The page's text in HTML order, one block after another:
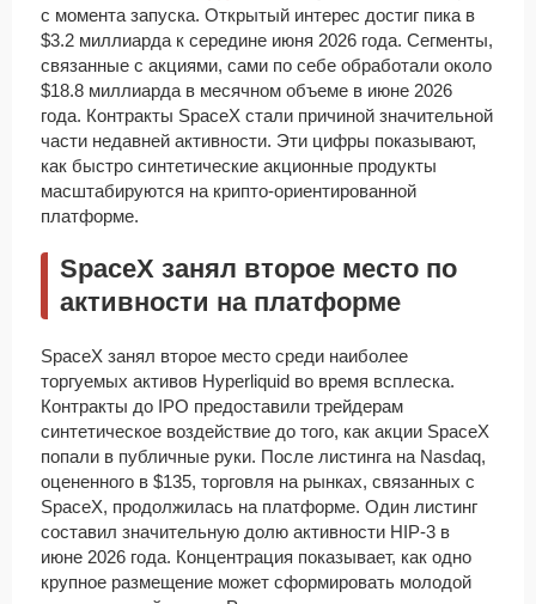
с момента запуска. Открытый интерес достиг пика в
$3.2 миллиарда к середине июня 2026 года. Сегменты,
связанные с акциями, сами по себе обработали около
$18.8 миллиарда в месячном объеме в июне 2026
года. Контракты SpaceX стали причиной значительной
части недавней активности. Эти цифры показывают,
как быстро синтетические акционные продукты
масштабируются на крипто-ориентированной
платформе.
SpaceX занял второе место по
активности на платформе
SpaceX занял второе место среди наиболее
торгуемых активов Hyperliquid во время всплеска.
Контракты до IPO предоставили трейдерам
синтетическое воздействие до того, как акции SpaceX
попали в публичные руки. После листинга на Nasdaq,
оцененного в $135, торговля на рынках, связанных с
SpaceX, продолжилась на платформе. Один листинг
составил значительную долю активности HIP-3 в
июне 2026 года. Концентрация показывает, как одно
крупное размещение может сформировать молодой